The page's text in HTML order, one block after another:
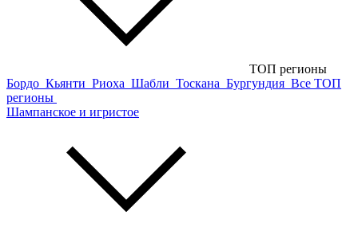
ТОП регионы
Бордо Кьянти Риоха Шабли Тоскана Бургундия Все ТОП
регионы
Шампанское и игристое